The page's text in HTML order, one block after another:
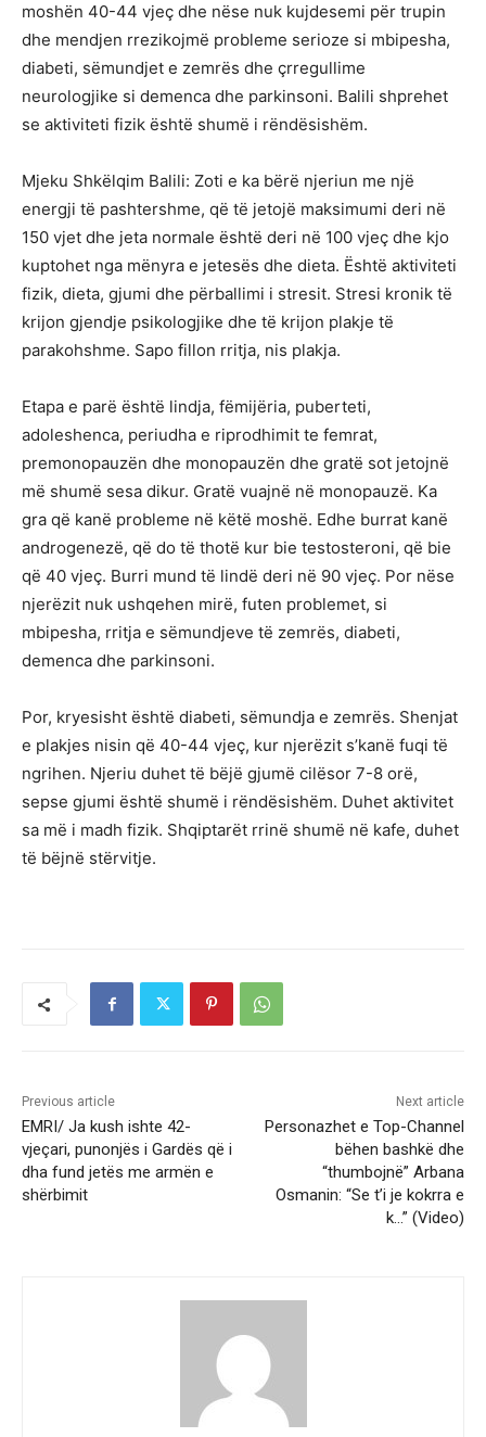
moshën 40-44 vjeç dhe nëse nuk kujdesemi për trupin
dhe mendjen rrezikojmë probleme serioze si mbipesha,
diabeti, sëmundjet e zemrës dhe çrregullime
neurologjike si demenca dhe parkinsoni. Balili shprehet
se aktiviteti fizik është shumë i rëndësishëm.
Mjeku Shkëlqim Balili: Zoti e ka bërë njeriun me një
energji të pashtershme, që të jetojë maksimumi deri në
150 vjet dhe jeta normale është deri në 100 vjeç dhe kjo
kuptohet nga mënyra e jetesës dhe dieta. Është aktiviteti
fizik, dieta, gjumi dhe përballimi i stresit. Stresi kronik të
krijon gjendje psikologjike dhe të krijon plakje të
parakohshme. Sapo fillon rritja, nis plakja.
Etapa e parë është lindja, fëmijëria, puberteti,
adoleshenca, periudha e riprodhimit te femrat,
premonopauzën dhe monopauzën dhe gratë sot jetojnë
më shumë sesa dikur. Gratë vuajnë në monopauzë. Ka
gra që kanë probleme në këtë moshë. Edhe burrat kanë
androgenezë, që do të thotë kur bie testosteroni, që bie
që 40 vjeç. Burri mund të lindë deri në 90 vjeç. Por nëse
njerëzit nuk ushqehen mirë, futen problemet, si
mbipesha, rritja e sëmundjeve të zemrës, diabeti,
demenca dhe parkinsoni.
Por, kryesisht është diabeti, sëmundja e zemrës. Shenjat
e plakjes nisin që 40-44 vjeç, kur njerëzit s’kanë fuqi të
ngrihen. Njeriu duhet të bëjë gjumë cilësor 7-8 orë,
sepse gjumi është shumë i rëndësishëm. Duhet aktivitet
sa më i madh fizik. Shqiptarët rrinë shumë në kafe, duhet
të bëjnë stërvitje.
Previous article
EMRI/ Ja kush ishte 42-
vjeçari, punonjës i Gardës që i
dha fund jetës me armën e
shërbimit
Next article
Personazhet e Top-Channel
bëhen bashkë dhe
“thumbojnë” Arbana
Osmanin: “Se t’i je kokrra e
k…” (Video)